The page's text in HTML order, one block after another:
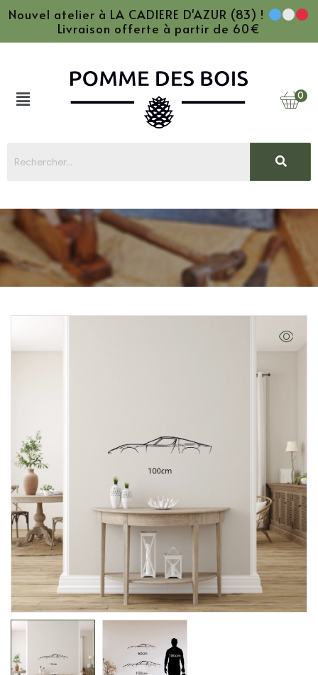
Nouvel atelier à LA CADIERE D'AZUR (83) !
Livraison offerte à partir de 60€
0